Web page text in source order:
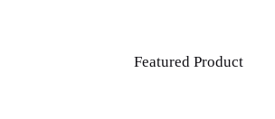
Featured Product